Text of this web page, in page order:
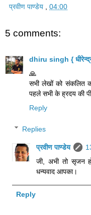
प्रवीण पाण्डेय 04:00
5 comments:
dhiru singh { धीरेन्द्र
🙏
सभी लेखों को संकलित
पहले सभी के ह्रदय की
Reply
Replies
प्रवीण पाण्डेय
जी, अभी तो सृजन
धन्यवाद आपका।
Reply